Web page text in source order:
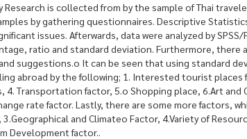
Research is collected from by the sample of Thai
by gathering questionnaires. Descriptive
issues. Afterwards, data were analyzed by
ratio and standard deviation. Furthermore, there
suggestions.o It can be seen that using standard
abroad by the following; 1. Interested tourist places
4. Transportation factor, 5.o Shopping place, 6.Art
rate factor. Lastly, there are some more factors,
3.Geographical and Climateo Factor, 4.Variety of
Development factor..